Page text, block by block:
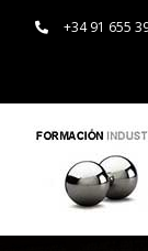
+34 91 655